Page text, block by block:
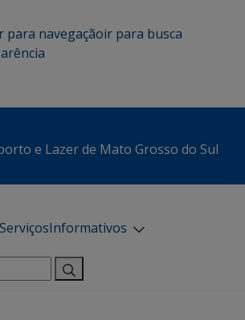
para navegaçãoir para busca
e Lazer de Mato Grosso do Sul
ServiçosInformativos